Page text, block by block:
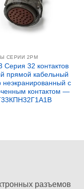
СЕРИИ 2PM
Серия 32 контактов
прямой кабельный
неэкранированный с
контактом —
разъемов